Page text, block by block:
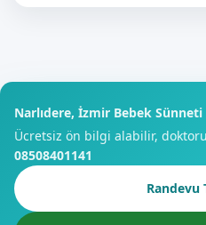
Narlıdere, İzmir Bebek
Ücretsiz ön bilgi alabilir,
08508401141
Randevu